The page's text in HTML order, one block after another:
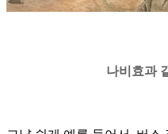
나비효과